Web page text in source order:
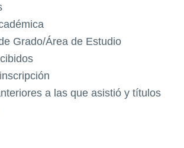
Grado/Área de Estudio
a las que asistió y títulos